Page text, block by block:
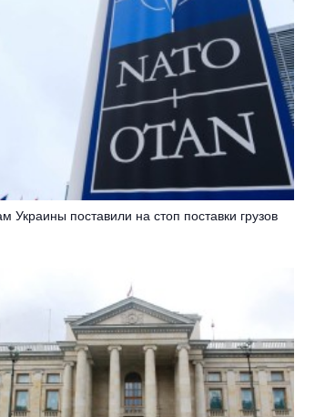
Украины поставили на стоп поставки грузов